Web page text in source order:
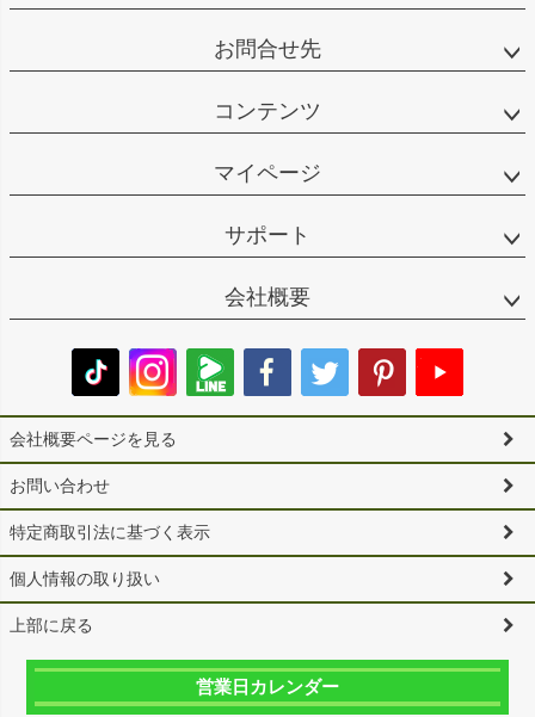
お問合せ先
コンテンツ
マイページ
サポート
会社概要
会社概要ページを見る
お問い合わせ
特定商取引法に基づく表示
個人情報の取り扱い
上部に戻る
営業日カレンダー